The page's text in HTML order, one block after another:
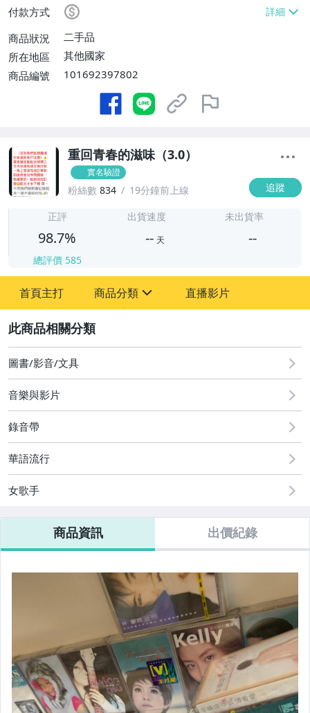
付款方式
商品狀況
二手品
所在地區
其他國家
商品編號
101692397802
重回青春的滋味（3.0）
實名驗證
粉絲數 834 19分鐘前上線 追蹤
正評
98.7%
總評價 585
出貨速度
-- 天
未出貨率
--
首頁主打 商品分類
圖書/影音/文具
古董、藝術與礦石
手機、配件與通訊
玩具、模型與公仔
偶像、球員卡與郵幣
電玩遊戲與主機
運動、戶外與休閒
直播影片
圖書/影音/文具
音樂與影片
錄音帶
華語流行
女歌手
商品資訊 出價紀錄